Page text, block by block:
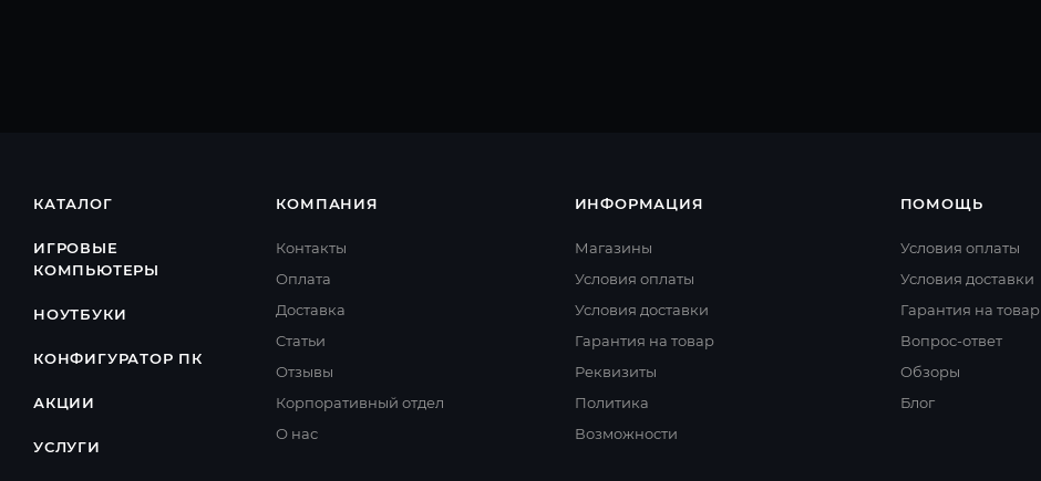
КАТАЛОГ
ИГРОВЫЕ
КОМПЬЮТЕРЫ
НОУТБУКИ
КОНФИГУРАТОР ПК
АКЦИИ
УСЛУГИ
КОМПАНИЯ
Контакты
Оплата
Доставка
Cтатьи
Отзывы
Корпоративный отдел
О нас
ИНФОРМАЦИЯ
Магазины
Условия оплаты
Условия доставки
Гарантия на товар
Реквизиты
Политика
Возможности
ПОМОЩЬ
Условия оплаты
Условия доставки
Гарантия на товар
Вопрос-ответ
Обзоры
Блог